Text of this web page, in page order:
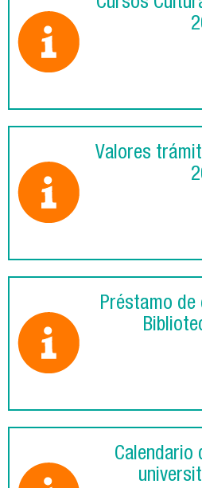
Valores
Préstamo
Calendario